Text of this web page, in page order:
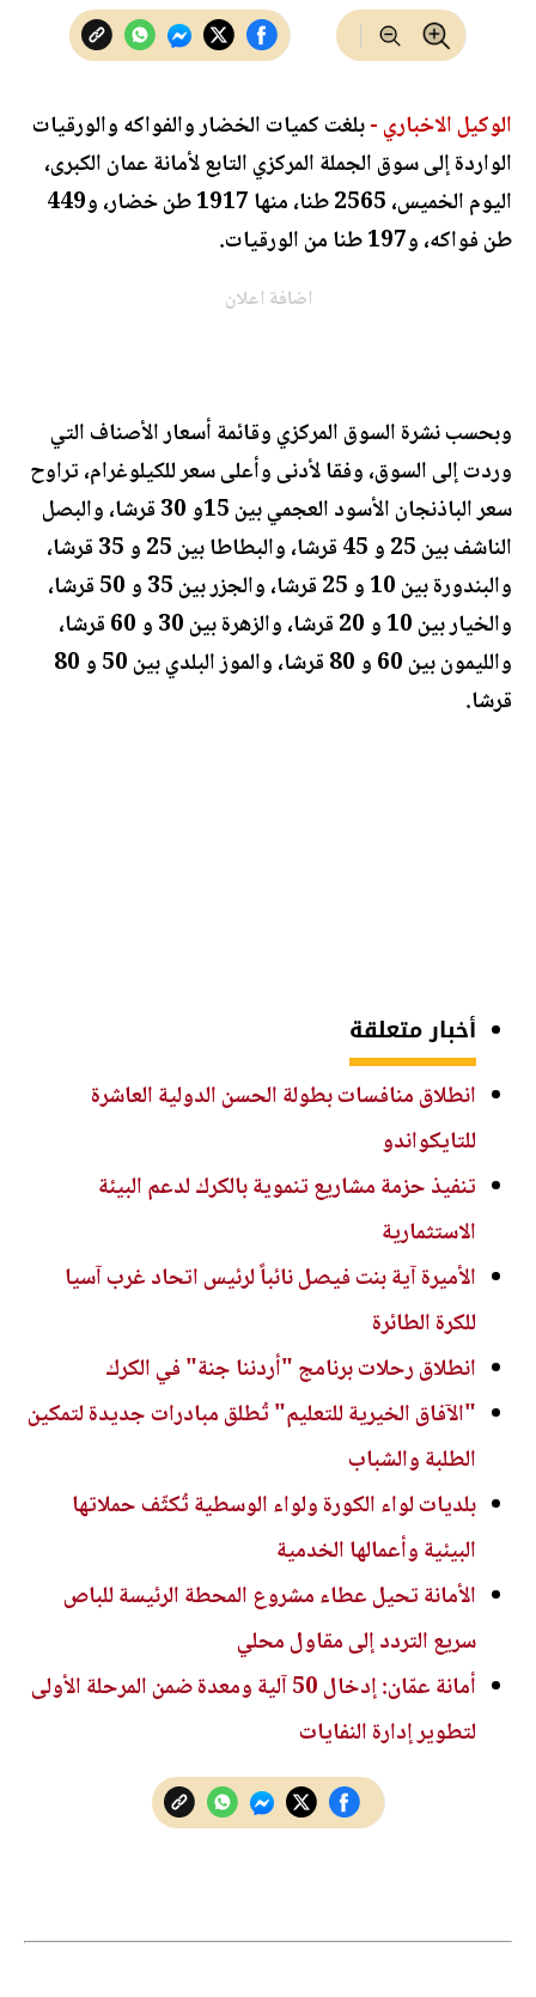
الوكيل الاخباري -بلغت كميات الخضار والفواكه والورقيات
الواردة إلى سوق الجملة المركزي التابع لأمانة عمان الكبرى،
اليوم الخميس، 2565 طنا، منها 1917 طن خضار، و449
طن فواكه، و197 طنا من الورقيات.
اضافة اعلان
وبحسب نشرة السوق المركزي وقائمة أسعار الأصناف التي
وردت إلى السوق، وفقا لأدنى وأعلى سعر للكيلوغرام، تراوح
سعر الباذنجان الأسود العجمي بين 15و 30 قرشا، والبصل
الناشف بين 25 و 45 قرشا، والبطاطا بين 25 و 35 قرشا،
والبندورة بين 10 و 25 قرشا، والجزر بين 35 و 50 قرشا،
والخيار بين 10 و 20 قرشا، والزهرة بين 30 و 60 قرشا،
والليمون بين 60 و 80 قرشا، والموز البلدي بين 50 و 80
قرشا.
أخبار متعلقة
انطلاق منافسات بطولة الحسن الدولية العاشرة
للتايكواندو
تنفيذ حزمة مشاريع تنموية بالكرك لدعم البيئة
الاستثمارية
الأميرة آية بنت فيصل نائباً لرئيس اتحاد غرب آسيا
للكرة الطائرة
انطلاق رحلات برنامج "أردننا جنة" في الكرك
"الآفاق الخيرية للتعليم" تُطلق مبادرات جديدة لتمكين
الطلبة والشباب
بلديات لواء الكورة ولواء الوسطية تُكثّف حملاتها
البيئية وأعمالها الخدمية
الأمانة تحيل عطاء مشروع المحطة الرئيسة للباص
سريع التردد إلى مقاول محلي
أمانة عمّان: إدخال 50 آلية ومعدة ضمن المرحلة الأولى
لتطوير إدارة النفايات